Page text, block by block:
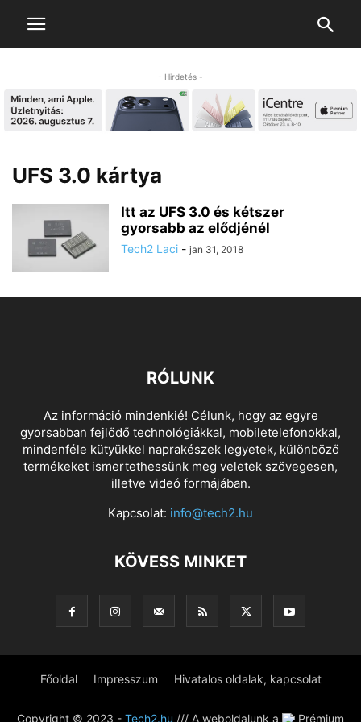
- Hirdetés -
UFS 3.0 kártya
Itt az UFS 3.0 és kétszer
gyorsabb az elődjénél
Tech2 Laci - jan 31, 2018
RÓLUNK
Az információ mindenkié! Célunk, hogy az egyre
gyorsabban fejlődő technológiákkal, mobiletelefonokkal,
mindenféle kütyükkel naprakészek legyetek, különböző
termékeket ismertethessünk meg veletek szövegesen,
illetve videó formájában.
Kapcsolat: info@tech2.hu
KÖVESS MINKET
Főoldal Impresszum Hivatalos oldalak, kapcsolat
Copyright © 2023 - Tech2.hu /// A weboldalunk a Prémium